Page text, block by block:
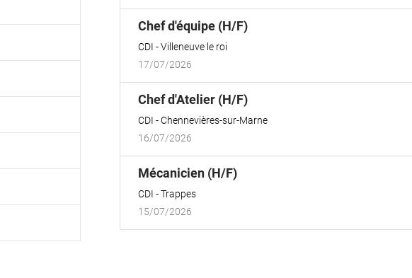
Chef d'équipe (H/F)(Nouvelle
CDI
Villeneuve le roi
17/07/2026
Chef d'Atelier (H/F)(Nouvelle
CDI
Chennevières-sur-Marne
16/07/2026
Mécanicien (H/F)(Nouvelle
CDI
Trappes
15/07/2026